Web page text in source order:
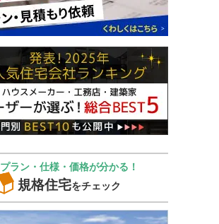
プラン・仕様・価格が分かる！
規格住宅をチェック